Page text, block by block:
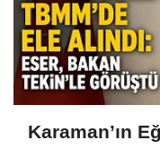
Karaman’ın